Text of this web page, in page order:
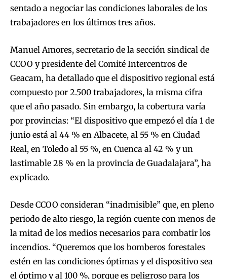
sentado a negociar las condiciones laborales de los
trabajadores en los últimos tres años.
Manuel Amores, secretario de la sección sindical de
CCOO y presidente del Comité Intercentros de
Geacam, ha detallado que el dispositivo regional está
compuesto por 2.500 trabajadores, la misma cifra
que el año pasado. Sin embargo, la cobertura varía
por provincias: “El dispositivo que empezó el día 1 de
junio está al 44 % en Albacete, al 55 % en Ciudad
Real, en Toledo al 55 %, en Cuenca al 42 % y un
lastimable 28 % en la provincia de Guadalajara”, ha
explicado.
Desde CCOO consideran “inadmisible” que, en pleno
periodo de alto riesgo, la región cuente con menos de
la mitad de los medios necesarios para combatir los
incendios. “Queremos que los bomberos forestales
estén en las condiciones óptimas y el dispositivo sea
el óptimo y al 100 %, porque es peligroso para los